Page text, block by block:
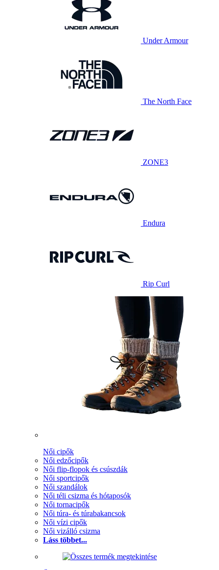
Under Armour
The North Face
ZONE3
Endura
Rip Curl
Női cipők
Női edzőcipők
Női flip-flopok és csúszdák
Női sportcipők
Női szandálok
Női téli csizma és hótaposók
Női tornacipők
Női túra- és túrabakancsok
Női vízi cipők
Női vizálló csizma
Láss többet...